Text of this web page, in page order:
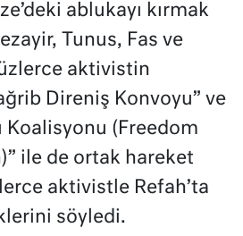
ablukayı kırmak
Tunus, Fas ve
aktivistin
Direniş Konvoyu” ve
Koalisyonu (Freedom
ile de ortak hareket
aktivistle Refah’ta
söyledi.